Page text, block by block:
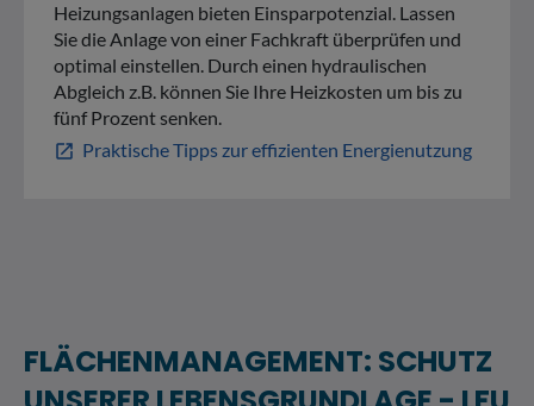
Heizungsanlagen bieten Einsparpotenzial. Lassen
Sie die Anlage von einer Fachkraft überprüfen und
optimal einstellen. Durch einen hydraulischen
Abgleich z.B. können Sie Ihre Heizkosten um bis zu
fünf Prozent senken.
open_in_new Praktische Tipps zur effizienten Energienutzung